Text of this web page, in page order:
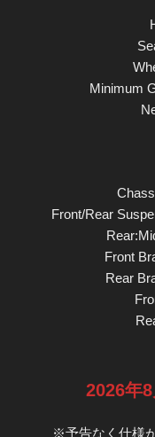
Minimum
Front/Rear
Front
Rear
2026年
※予告なく仕様